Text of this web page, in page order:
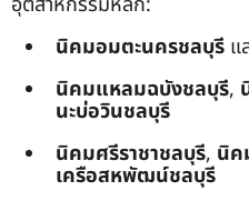
นิคมอมตะนครชลบุรี แ
นิคมแหลมฉบังชลบุรี,
นะบ่อวินชลบุรี
นิคมศรีราชาชลบุรี, นิค
เครือสหพัฒน์ชลบุรี